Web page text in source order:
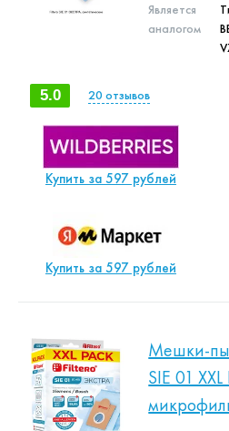
Является
аналогом
5.0 20 отзывов
Купить за 597 рублей
Купить за 597 рублей
Мешки-
SIE 01